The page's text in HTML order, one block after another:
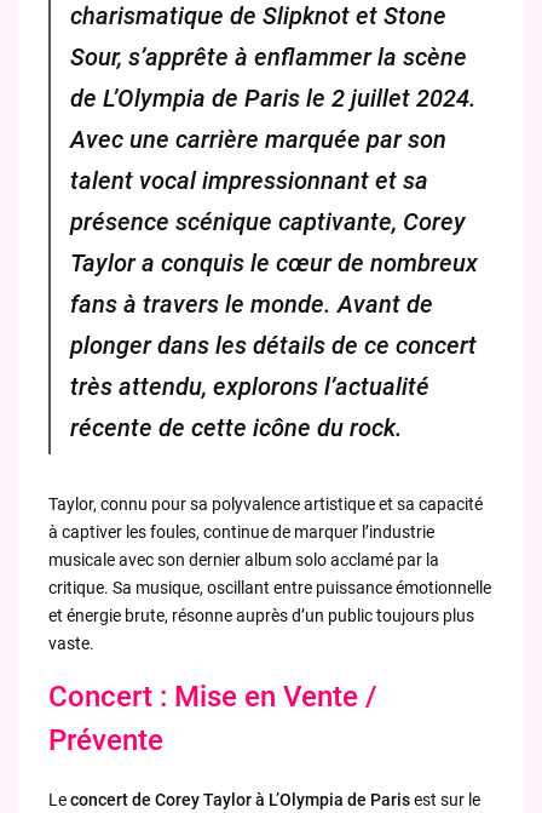
charismatique de Slipknot et Stone
Sour, s’apprête à enflammer la scène
de L’Olympia de Paris le 2 juillet 2024.
Avec une carrière marquée par son
talent vocal impressionnant et sa
présence scénique captivante, Corey
Taylor a conquis le cœur de nombreux
fans à travers le monde. Avant de
plonger dans les détails de ce concert
très attendu, explorons l’actualité
récente de cette icône du rock.
Taylor, connu pour sa polyvalence artistique et sa capacité
à captiver les foules, continue de marquer l’industrie
musicale avec son dernier album solo acclamé par la
critique. Sa musique, oscillant entre puissance émotionnelle
et énergie brute, résonne auprès d’un public toujours plus
vaste.
Concert : Mise en Vente /
Prévente
Leconcert de Corey Taylor à L’Olympia de Parisest sur le